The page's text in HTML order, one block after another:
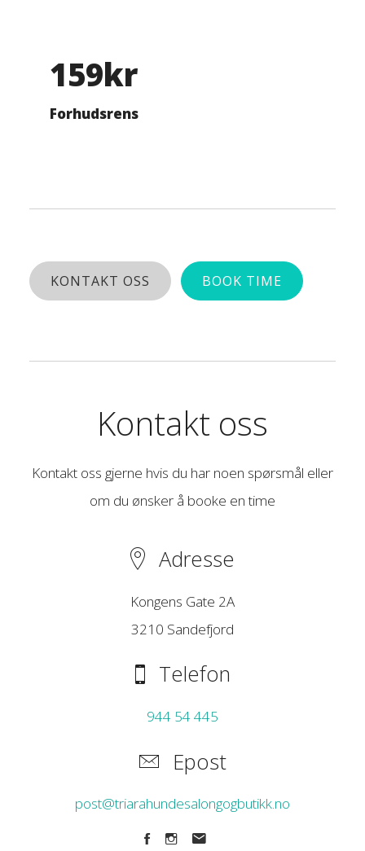
159kr
Forhudsrens
KONTAKT OSS BOOK TIME
Kontakt oss
Kontakt oss gjerne hvis du har noen spørsmål eller
om du ønsker å booke en time
Adresse
Kongens Gate 2A
3210 Sandefjord
Telefon
944 54 445
Epost
post@triarahundesalongogbutikk.no